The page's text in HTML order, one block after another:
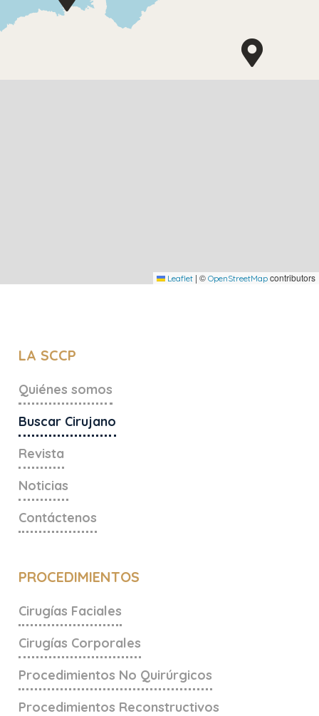
Leaflet | © OpenStreetMap contributors
LA SCCP
Quiénes somos
Buscar Cirujano
Revista
Noticias
Contáctenos
PROCEDIMIENTOS
Cirugías Faciales
Cirugías Corporales
Procedimientos No Quirúrgicos
Procedimientos Reconstructivos